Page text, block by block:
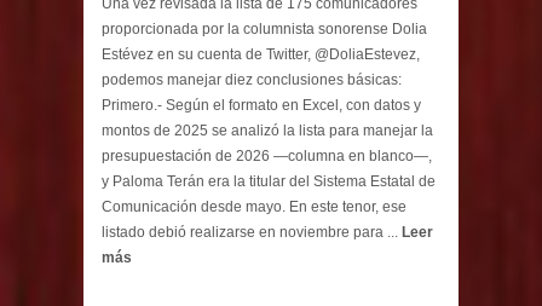
Una vez revisada la lista de 175 comunicadores
proporcionada por la columnista sonorense Dolia
Estévez en su cuenta de Twitter, @DoliaEstevez,
podemos manejar diez conclusiones básicas:
Primero.- Según el formato en Excel, con datos y
montos de 2025 se analizó la lista para manejar la
presupuestación de 2026 —columna en blanco—,
y Paloma Terán era la titular del Sistema Estatal de
Comunicación desde mayo. En este tenor, ese
listado debió realizarse en noviembre para ... Leer
más